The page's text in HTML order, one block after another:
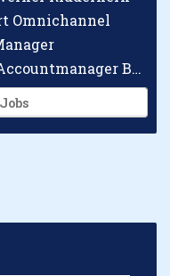
Omnichannel
Checkpoint Systems Key Accountmanager Benelux